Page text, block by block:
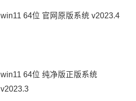
win11 64位 官网原版系统 v2023.4
win11 64位 纯净版正版系统
v2023.3